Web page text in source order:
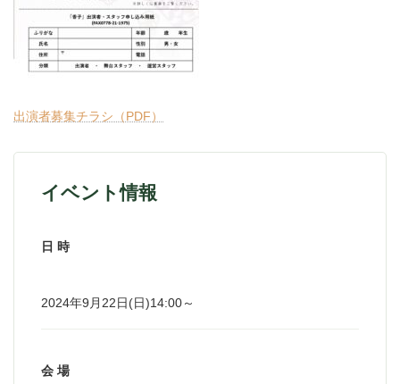
出演者募集チラシ（PDF）
イベント情報
日 時
2024年9月22日(日)14:00～
会 場